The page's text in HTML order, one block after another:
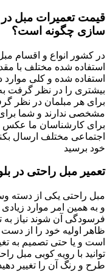
قیمت تعمیرات مبل در
سازی چگونه است؟
در کشور انواع و اقسام
استفاده شده مختلف با
استفاده شده و کلی موارد
بیشتری را در نظر گرفت
برای هر مبلمان در نظر
مشخصی ندارند و شما برای
برای کارشناسان ما عکس
اجتماعی مختلف ارسال
خود برسید
تعمیر مبل راحتی در
مبل راحتی یکی از دسته
و به همین امر موارد
فرسودگی آن شوند نیاز
ظاهر اولیه خود را از
است و یا حتی تصمیم به
توانید با رویه کوبی مبل
طرح و رنگ آن را تغییر